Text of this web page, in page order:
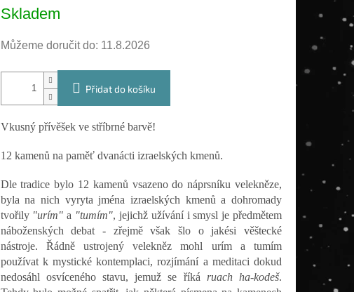
cena:
Skladem
Můžeme doručit do: 11.8.2026
Přidat do košíku
Vkusný přívěšek ve stříbrné barvě!
12 kamenů na paměť dvanácti izraelských kmenů.
Dle tradice bylo 12 kamenů vsazeno do náprsníku velekněze,
byla na nich vyryta jména izraelských kmenů a dohromady
tvořily "urím" a "tumím", jejichž užívání i smysl je předmětem
náboženských debat - zřejmě však šlo o jakési věštecké
nástroje. Řádně ustrojený velekněz mohl urím a tumím
používat k mystické kontemplaci, rozjímání a meditaci dokud
nedosáhl osvíceného stavu, jemuž se říká ruach ha-kodeš.